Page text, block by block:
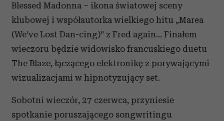
Blessed Madonna – ikona światowej sceny
klubowej i współautorka wielkiego hitu „Marea
(We’ve Lost Dan-cing)” z Fred again... Finałem
wieczoru będzie widowisko francuskiego duetu
The Blaze, łączącego elektronikę z porywającymi
wizualizacjami w hipnotyzujący set.
Sobotni wieczór, 27 czerwca, przyniesie
spotkanie poruszającego songwritingu